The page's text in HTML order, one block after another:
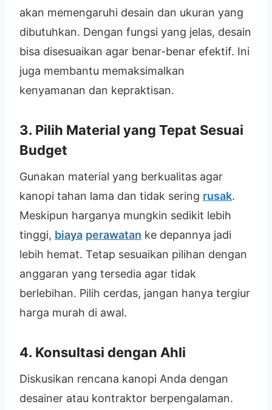
akan memengaruhi desain dan ukuran yang
dibutuhkan. Dengan fungsi yang jelas, desain
bisa disesuaikan agar benar-benar efektif. Ini
juga membantu memaksimalkan
kenyamanan dan kepraktisan.
3. Pilih Material yang Tepat Sesuai
Budget
Gunakan material yang berkualitas agar
kanopi tahan lama dan tidak sering rusak.
Meskipun harganya mungkin sedikit lebih
tinggi, biaya perawatan ke depannya jadi
lebih hemat. Tetap sesuaikan pilihan dengan
anggaran yang tersedia agar tidak
berlebihan. Pilih cerdas, jangan hanya tergiur
harga murah di awal.
4. Konsultasi dengan Ahli
Diskusikan rencana kanopi Anda dengan
desainer atau kontraktor berpengalaman.